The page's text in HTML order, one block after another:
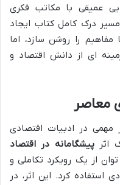
عمیقی با مکاتب فکری
مسیر درک کامل کتاب ایجاد
را روشن سازد، اما
ای از دانش اقتصاد و
معاصر
مهمی در ادبیات اقتصادی
اثرپیشگامانه در اقتصاد
از یک رویکرد تکاملی و
استفاده کرد. این اثر، در